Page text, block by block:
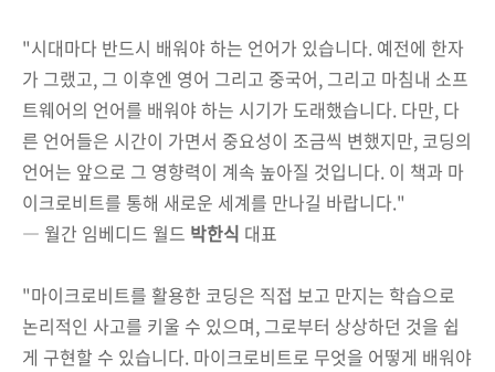
"시대마다 반드시 배워야 하는 언어가 있습니다. 예전에 한자
가 그랬고, 그 이후엔 영어 그리고 중국어, 그리고 마침내 소프
트웨어의 언어를 배워야 하는 시기가 도래했습니다. 다만, 다
른 언어들은 시간이 가면서 중요성이 조금씩 변했지만, 코딩의
언어는 앞으로 그 영향력이 계속 높아질 것입니다. 이 책과 마
이크로비트를 통해 새로운 세계를 만나길 바랍니다."
― 월간 임베디드 월드 박한식 대표
"마이크로비트를 활용한 코딩은 직접 보고 만지는 학습으로
논리적인 사고를 키울 수 있으며, 그로부터 상상하던 것을 쉽
게 구현할 수 있습니다. 마이크로비트로 무엇을 어떻게 배워야